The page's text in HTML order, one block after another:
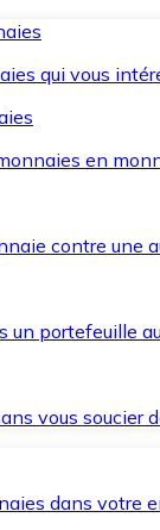
qui vous
en
contre une
un portefeuille
vous soucier
dans votre